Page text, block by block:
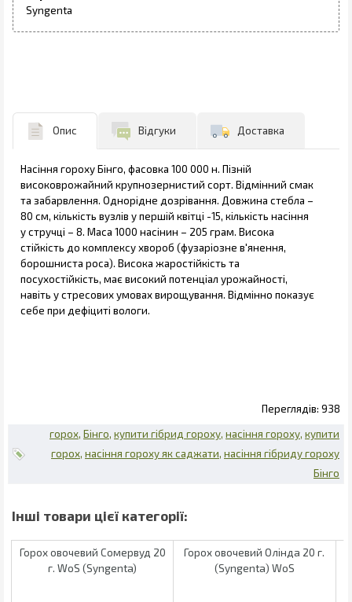
Syngenta
Опис Відгуки Доставка
Насіння гороху Бінго, фасовка 100 000 н. Пізній
високоврожайний крупнозернистий сорт. Відмінний смак
та забарвлення. Однорідне дозрівання. Довжина стебла –
80 см, кількість вузлів у першій квітці -15, кількість насіння
у стручці – 8. Маса 1000 насінин – 205 грам. Висока
стійкість до комплексу хвороб (фузаріозне в'янення,
борошниста роса). Висока жаростійкість та
посухостійкість, має високий потенціал урожайності,
навіть у стресових умовах вирощування. Відмінно показує
себе при дефіциті вологи.
938
горох Бінго купити гібрид гороху насіння гороху купити
горох насіння гороху як саджати насіння гібриду гороху
Бінго
Горох овочевий Сомервуд 20
г. WoS (Syngenta)
Горох овочевий Олінда 20 г.
(Syngenta) WoS